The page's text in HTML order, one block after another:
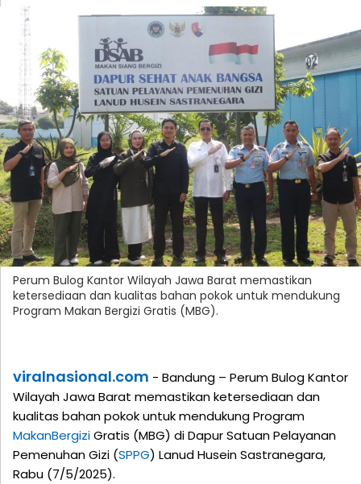
Perum Bulog Kantor Wilayah Jawa Barat memastikan
ketersediaan dan kualitas bahan pokok untuk mendukung
Program Makan Bergizi Gratis (MBG).
viralnasional.com - Bandung – Perum Bulog Kantor
Wilayah Jawa Barat memastikan ketersediaan dan
kualitas bahan pokok untuk mendukung Program
MakanBergiziGratis (MBG) di Dapur Satuan Pelayanan
Pemenuhan Gizi (SPPG) Lanud Husein Sastranegara,
Rabu (7/5/2025).